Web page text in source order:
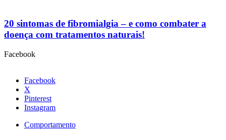
20 sintomas de fibromialgia – e como combater a
doença com tratamentos naturais!
Facebook
Facebook
X
Pinterest
Instagram
Comportamento